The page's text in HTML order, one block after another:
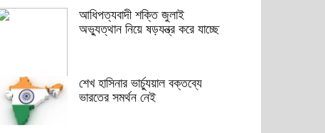
আধিপত্যবাদী শক্তি জুলাই
অভ্যুত্থান নিয়ে ষড়যন্ত্র করে যাচ্ছে
শেখ হাসিনার ভার্চ্যুয়াল বক্তব্যে
ভারতের সমর্থন নেই